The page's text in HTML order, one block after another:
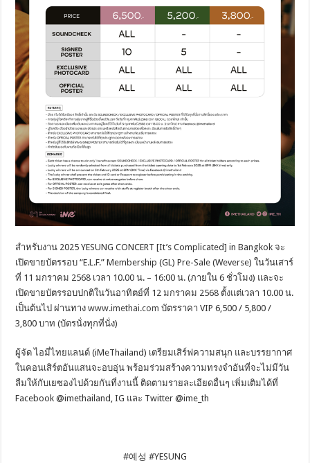
สำหรับงาน 2025 YESUNG CONCERT [It’s Complicated] in Bangkok จะ
เปิดขายบัตรรอบ “E.L.F.” Membership (GL) Pre-Sale (Weverse) ในวันเสาร์
ที่ 11 มกราคม 2568 เวลา 10.00 น. – 16:00 น. (ภายใน 6 ชั่วโมง) และจะ
เปิดขายบัตรรอบปกติในวันอาทิตย์ที่ 12 มกราคม 2568 ตั้งแต่เวลา 10.00 น.
เป็นต้นไป ผ่านทางwww.imethai.com บัตรราคา VIP 6,500 / 5,800 /
3,800 บาท (บัตรนั่งทุกที่นั่ง)
ผู้จัด ไอมี่ไทยแลนด์ (iMeThailand) เตรียมเสิร์ฟความสนุก และบรรยากาศ
ในคอนเสิร์ตอันแสนจะอบอุ่น พร้อมร่วมสร้างความทรงจำอันที่จะไม่มีวัน
ลืมให้กับเยซองไปด้วยกันที่งานนี้ ติดตามรายละเอียดอื่นๆ เพิ่มเติมได้ที่
Facebook @imethailand, IG และ Twitter @ime_th
#예성 #YESUNG